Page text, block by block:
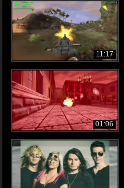
11:17
01:06